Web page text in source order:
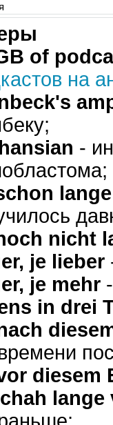
of
на
-
nicht
je lieber
je mehr
in drei
diesem
lange